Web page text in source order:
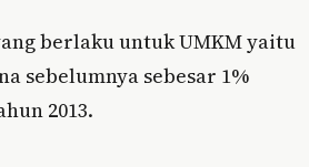
berlaku untuk UMKM yaitu
sebelumnya sebesar 1%
2013.